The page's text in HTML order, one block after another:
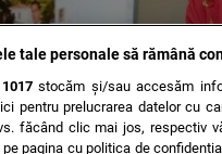
tale personale să rămână
1017stocăm și/sau accesăm
pentru prelucrarea datelor cu
făcând clic mai jos, respectiv
pagina cu politica de